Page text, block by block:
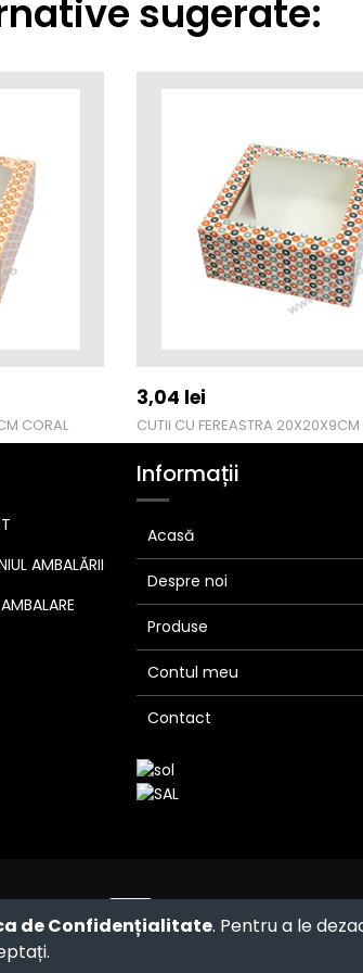
sugerate:
CORAL
3,04 lei
de Confidențialitate. Pentru a le
AMBALĂRII
Informații
Acasă
Despre noi
Produse
Contul meu
Contact
eCommerce